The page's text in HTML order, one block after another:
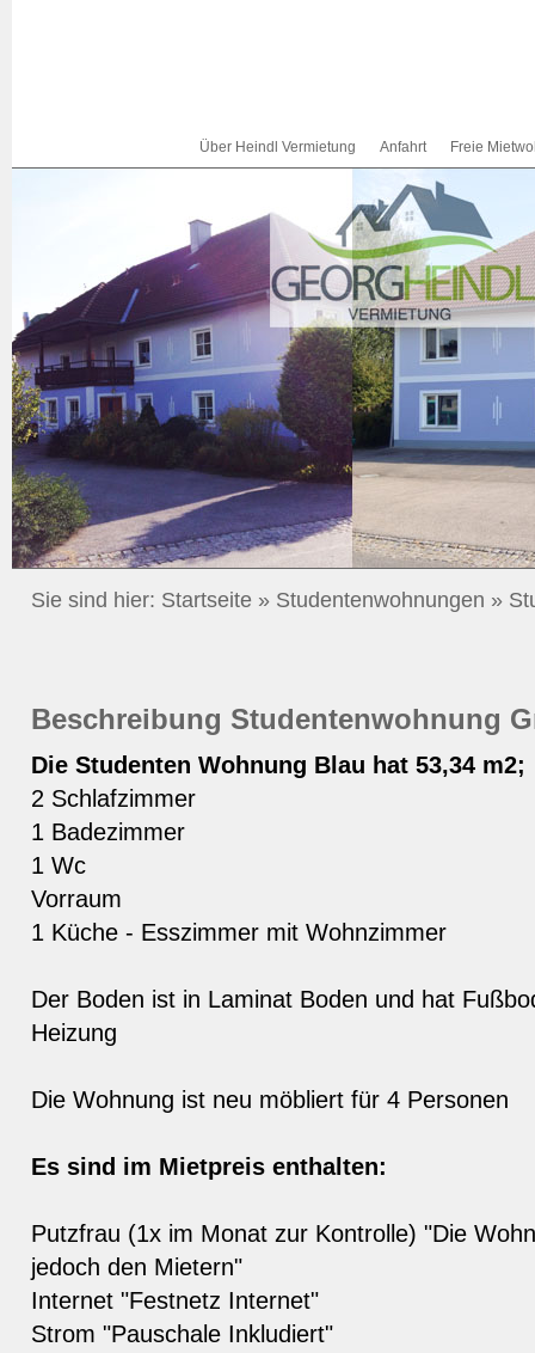
Über Heindl Vermietung Anfahrt Freie
Sie sind hier: Startseite » Studentenwohnungen »
Beschreibung Studentenwohnung
Die Studenten Wohnung Blau hat 53,34 m2;
2 Schlafzimmer
1 Badezimmer
1 Wc
Vorraum
1 Küche - Esszimmer mit Wohnzimmer
Der Boden ist in Laminat Boden und hat
Heizung
Die Wohnung ist neu möbliert für 4 Personen
Es sind im Mietpreis enthalten:
Putzfrau (1x im Monat zur Kontrolle) "Die
jedoch den Mietern"
Internet "Festnetz Internet"
Strom "Pauschale Inkludiert"